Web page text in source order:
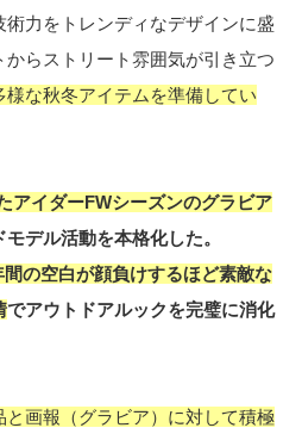
力をトレンディなデザインに盛
からストリート雰囲気が引き立つ
様な秋冬アイテムを準備してい
アイダーFWシーズンのグラビア
デル活動を本格化した。
間の空白が顔負けするほど素敵な
でアウトドアルックを完璧に消化
画報（グラビア）に対して積極